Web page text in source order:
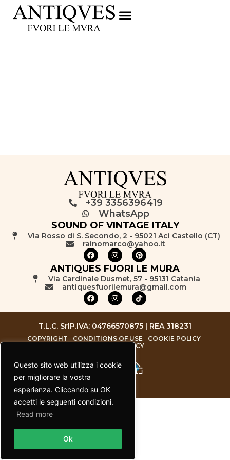
Questo sito web utilizza i cookie
per migliorare la vostra
esperienza. Cliccando su OK
accetti le seguenti condizioni.
Read more
Ok
+39 3356396419
WhatsApp
SOUND OF VINTAGE ITALY
Via Rosso di S. Secondo, 2 - 95021 Aci Castello (CT)
rainomarco@yahoo.it
ANTIQUES FUORI LE MURA
Via Cardinale Dusmet, 57 - 95131 Catania
antiquesfuorilemura@gmail.com
T.L.C. SrlP.IVA: 04766570875 | REA 318231
COPYRIGHT CONDITIONS OF USE
COOKIE POLICY
PRIVACY POLICY